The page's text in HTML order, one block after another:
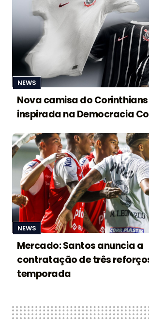
NEWS
Nova camisa do
inspirada na Democracia
NEWS
Mercado: Santos anuncia a
contratação de três
temporada